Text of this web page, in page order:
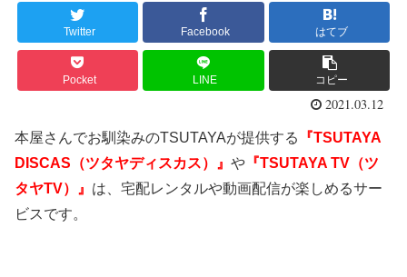
Twitter Facebook はてブ
Pocket LINE コピー
2021.03.12
本屋さんでお馴染みのTSUTAYAが提供する
『TSUTAYA
DISCAS（ツタヤディスカス）』 や 『TSUTAYA TV（ツ
タヤTV）』 は、宅配レンタルや動画配信が楽しめるサー
ビスです。